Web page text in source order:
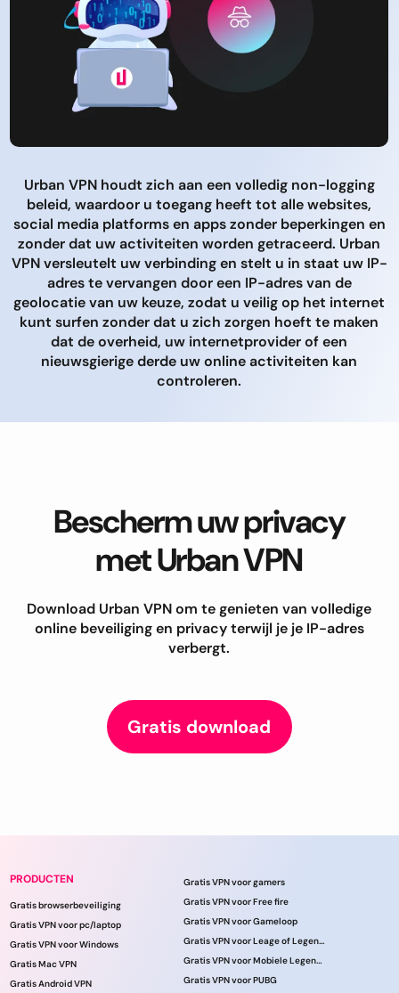
Urban VPN houdt zich aan een volledig non-logging
beleid, waardoor u toegang heeft tot alle websites,
social media platforms en apps zonder beperkingen en
zonder dat uw activiteiten worden getraceerd. Urban
VPN versleutelt uw verbinding en stelt u in staat uw IP-
adres te vervangen door een IP-adres van de
geolocatie van uw keuze, zodat u veilig op het internet
kunt surfen zonder dat u zich zorgen hoeft te maken
dat de overheid, uw internetprovider of een
nieuwsgierige derde uw online activiteiten kan
controleren.
Bescherm uw privacy
met Urban VPN
Download Urban VPN om te genieten van volledige
online beveiliging en privacy terwijl je je IP-adres
verbergt.
Gratis download
PRODUCTEN
Gratis browserbeveiliging
Gratis VPN voor pc/laptop
Gratis VPN voor Windows
Gratis Mac VPN
Gratis Android VPN
Gratis VPN voor gamers
Gratis VPN voor Free fire
Gratis VPN voor Gameloop
Gratis VPN voor Leage of Legends
Gratis VPN voor Mobiele Legenden
Gratis VPN voor PUBG